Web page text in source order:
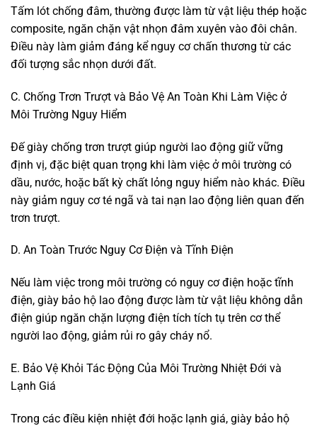
Tấm lót chống đâm, thường được làm từ vật liệu thép hoặc
composite, ngăn chặn vật nhọn đâm xuyên vào đôi chân.
Điều này làm giảm đáng kể nguy cơ chấn thương từ các
đối tượng sắc nhọn dưới đất.
C. Chống Trơn Trượt và Bảo Vệ An Toàn Khi Làm Việc ở
Môi Trường Nguy Hiểm
Đế giày chống trơn trượt giúp người lao động giữ vững
định vị, đặc biệt quan trọng khi làm việc ở môi trường có
dầu, nước, hoặc bất kỳ chất lỏng nguy hiểm nào khác. Điều
này giảm nguy cơ té ngã và tai nạn lao động liên quan đến
trơn trượt.
D. An Toàn Trước Nguy Cơ Điện và Tĩnh Điện
Nếu làm việc trong môi trường có nguy cơ điện hoặc tĩnh
điện, giày bảo hộ lao động được làm từ vật liệu không dẫn
điện giúp ngăn chặn lượng điện tích tích tụ trên cơ thể
người lao động, giảm rủi ro gây cháy nổ.
E. Bảo Vệ Khỏi Tác Động Của Môi Trường Nhiệt Đới và
Lạnh Giá
Trong các điều kiện nhiệt đới hoặc lạnh giá, giày bảo hộ